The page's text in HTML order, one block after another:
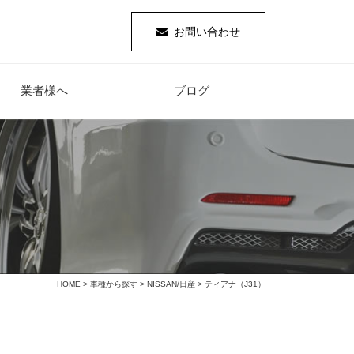
お問い合わせ
業者様へ ブログ
HOME > 車種から探す > NISSAN/日産 > ティアナ（J31）